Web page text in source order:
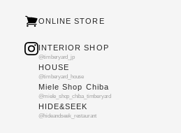
ONLINE STORE
INTERIOR SHOP
@timberyard_jp
HOUSE
@timberyard_house
Miele Shop Chiba
@miele_shop_chiba_timberyard
HIDE&SEEK
@hideandseek_restaurant